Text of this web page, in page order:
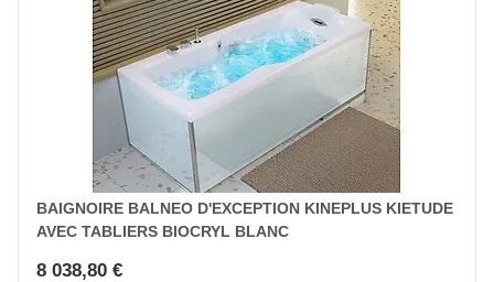
BAIGNOIRE BALNEO D'EXCEPTION KINEPLUS KIETUDE
AVEC TABLIERS BIOCRYL BLANC
8 038,80 €